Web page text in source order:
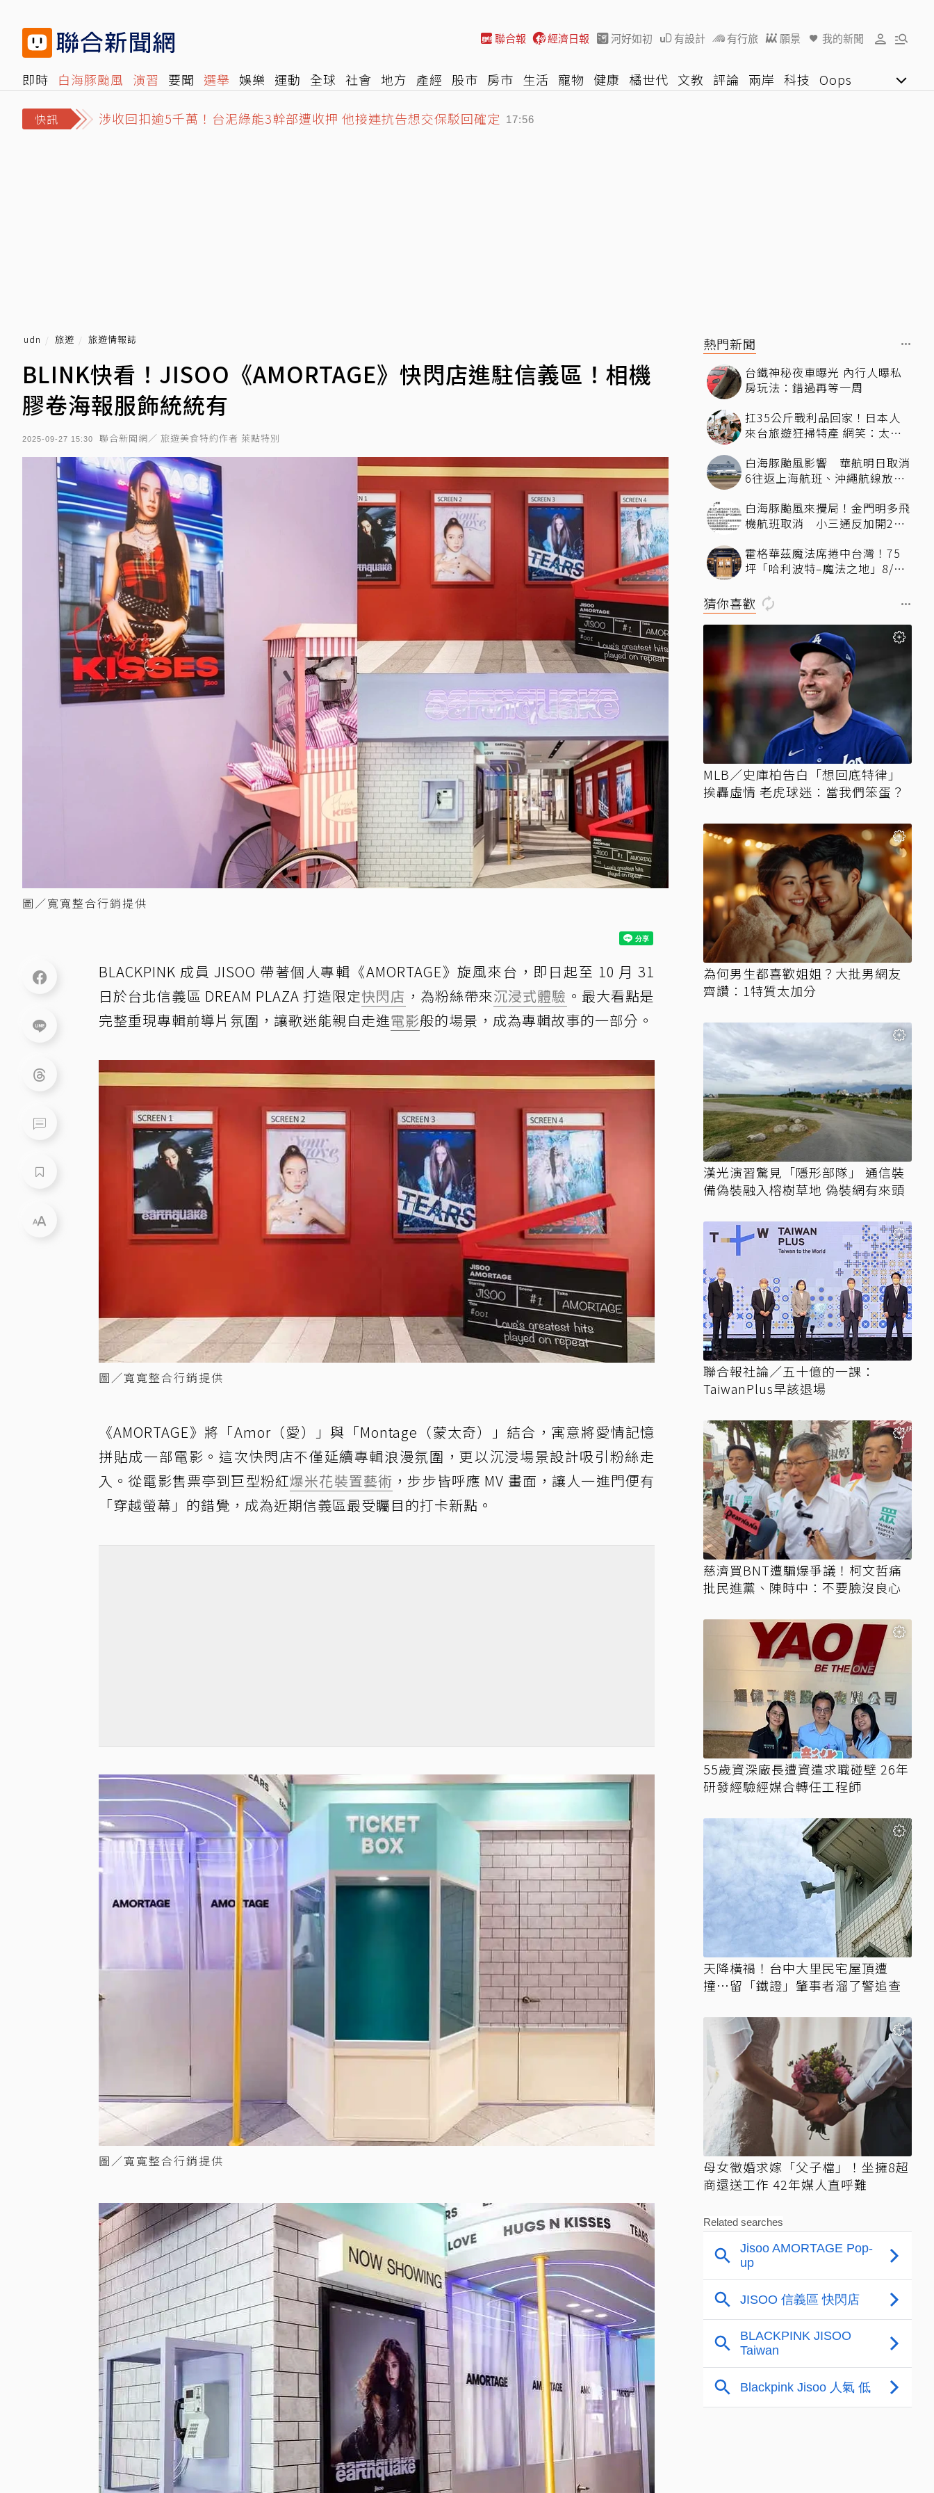
聯合報 經濟日報 河好如初 有設計 有行旅 願景 我的新聞
即時 白海豚颱風 演習 要聞 選舉 娛樂 運動 全球 社會 地方 產經 股市 房市 生活 寵物 健康 橘世代 文教 評論 兩岸 科技 Oops
快訊
涉收回扣逾5千萬！台泥綠能3幹部遭收押 他接連抗告想交保駁回確定
4坪屋髒亂慘不忍睹！澎湖8童遭棄養 6童健康狀況曝光 17:53
udn 旅遊 旅遊情報誌
BLINK快看！JISOO《AMORTAGE》快閃店進駐信義區！相機
膠卷海報服飾統統有
2025-09-27 15:30 聯合新聞網／ 旅遊美食特約作者 萊點特別
圖／寬寬整合行銷提供
BLACKPINK 成員 JISOO 帶著個人專輯《AMORTAGE》旋風來台，即日起至 10 月 31
日於台北信義區 DREAM PLAZA 打造限定快閃店 ，為粉絲帶來沉浸式體驗 。最大看點是
完整重現專輯前導片氛圍，讓歌迷能親自走進電影般的場景，成為專輯故事的一部分。
圖／寬寬整合行銷提供
《AMORTAGE》將「Amor（愛）」與「Montage（蒙太奇）」結合，寓意將愛情記憶
拼貼成一部電影。這次快閃店不僅延續專輯浪漫氛圍，更以沉浸場景設計吸引粉絲走
入。從電影售票亭到巨型粉紅爆米花裝置藝術 ，步步皆呼應 MV 畫面，讓人一進門便有
「穿越螢幕」的錯覺，成為近期信義區最受矚目的打卡新點。
圖／寬寬整合行銷提供
熱門新聞
台鐵神秘夜車曝光 內行人曝私
房玩法：錯過再等一周
扛35公斤戰利品回家！日本人
來台旅遊狂掃特產 網笑：太懂
白海豚颱風影響 華航明日取消
6往返上海航班、沖繩航線放大
白海豚颱風來攪局！金門明多飛
機航班取消 小三通反加開2班
霍格華茲魔法席捲中台灣！75
坪「哈利波特–魔法之地」8/22
念校徽托特包
猜你喜歡
MLB／史庫柏告白「想回底特律」
挨轟虛情 老虎球迷：當我們笨蛋？
為何男生都喜歡姐姐？大批男網友
齊讚：1特質太加分
漢光演習驚見「隱形部隊」 通信裝
備偽裝融入榕樹草地 偽裝網有來頭
聯合報社論／五十億的一課：
TaiwanPlus早該退場
慈濟買BNT遭騙爆爭議！柯文哲痛
批民進黨、陳時中：不要臉沒良心
55歲資深廠長遭資遣求職碰壁 26年
研發經驗經媒合轉任工程師
天降橫禍！台中大里民宅屋頂遭
撞…留「鐵證」肇事者溜了警追查
母女徵婚求嫁「父子檔」！坐擁8超
商還送工作 42年媒人直呼難